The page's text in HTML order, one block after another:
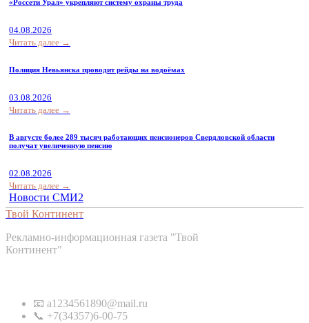
«Россети Урал» укрепляют систему охраны труда
04.08.2026
Читать далее →
Полиция Невьянска проводит рейды на водоёмах
03.08.2026
Читать далее →
В августе более 289 тысяч работающих пенсионеров Свердловской области
получат увеличенную пенсию
02.08.2026
Читать далее →
Новости СМИ2
Твой Континент
Рекламно-информационная газета "Твой
Континент"
📧 a1234561890@mail.ru
📞 +7(34357)6-00-75